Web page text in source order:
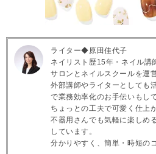
ライター◆原田佳代子
ネイリスト歴15年・ネイル講
サロンとネイルスクールを運営
外部講師やライターとしても
で業務効率化のお手伝いもし
ちょっとの工夫で可愛く仕上
不器用さんでも気軽に楽しめ
しています。
分かりやすく、簡単・時短の